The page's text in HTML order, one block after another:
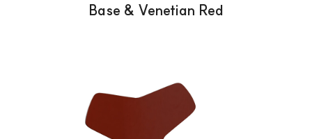
Base & Venetian Red